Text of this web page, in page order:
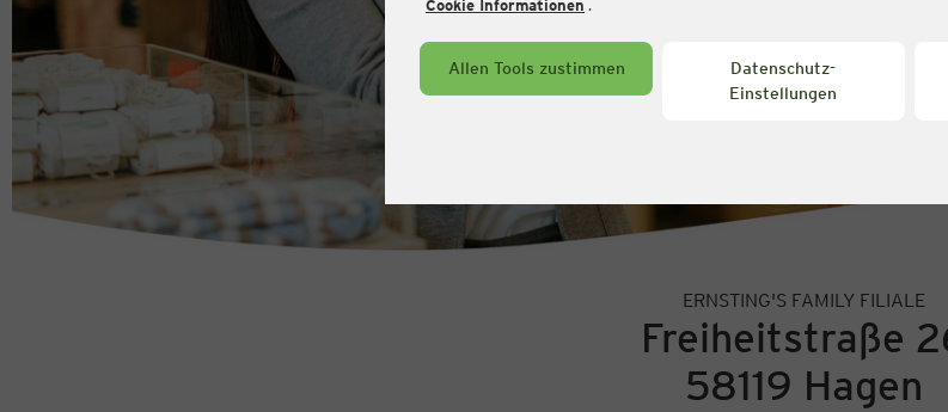
Cookie Informationen .
Allen Tools zustimmen
Datenschutz-
Einstellungen
ERNSTING'S FAMILY FILIALE
Freiheitstraße
58119 Hagen